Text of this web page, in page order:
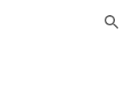
Skip to navigation